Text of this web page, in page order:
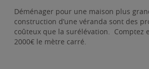
Déménager pour une maison plus
construction d’une véranda sont des
coûteux que la surélévation. Comptez
2000€ le mètre carré.